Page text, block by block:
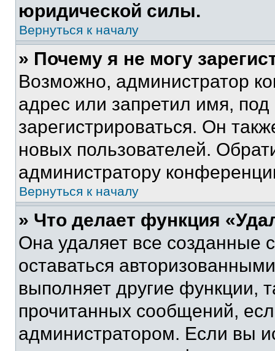
юридической силы.
Вернуться к началу
» Почему я не могу
Возможно, администратор
адрес или запретил имя,
зарегистрироваться. Он
новых пользователей.
администратору
Вернуться к началу
» Что делает функция
Она удаляет все созданные
оставаться
выполняет другие функции,
прочитанных сообщений,
администратором. Если вы